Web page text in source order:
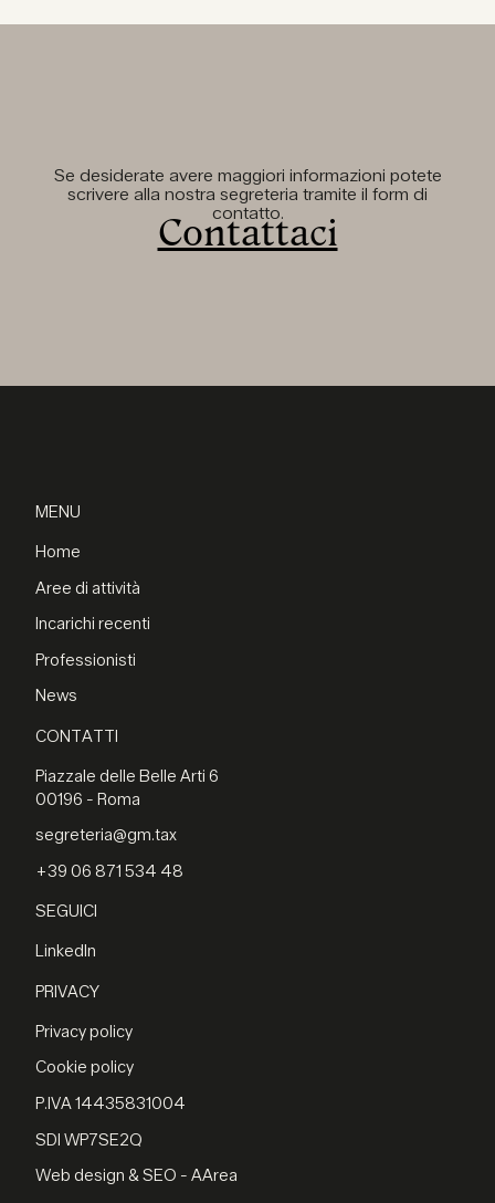
Se desiderate avere maggiori informazioni potete
scrivere alla nostra segreteria tramite il form di
contatto.
Contattaci
MENU
Home
Aree di attività
Incarichi recenti
Professionisti
News
CONTATTI
Piazzale delle Belle Arti 6
00196 - Roma
segreteria@gm.tax
+39 06 871 534 48
SEGUICI
LinkedIn
PRIVACY
Privacy policy
Cookie policy
P.IVA 14435831004
SDI WP7SE2Q
Web design & SEO - AArea